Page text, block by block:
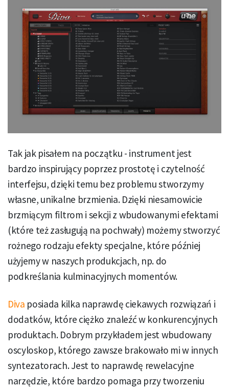
Tak jak pisałem na początku - instrument jest
bardzo inspirujący poprzez prostotę i czytelność
interfejsu, dzięki temu bez problemu stworzymy
własne, unikalne brzmienia. Dzięki niesamowicie
brzmiącym filtrom i sekcji z wbudowanymi efektami
(które też zasługują na pochwały) możemy stworzyć
rożnego rodzaju efekty specjalne, które później
użyjemy w naszych produkcjach, np. do
podkreślania kulminacyjnych momentów.
Diva posiada kilka naprawdę ciekawych rozwiązań i
dodatków, które ciężko znaleźć w konkurencyjnych
produktach. Dobrym przykładem jest wbudowany
oscyloskop, którego zawsze brakowało mi w innych
syntezatorach. Jest to naprawdę rewelacyjne
narzędzie, które bardzo pomaga przy tworzeniu